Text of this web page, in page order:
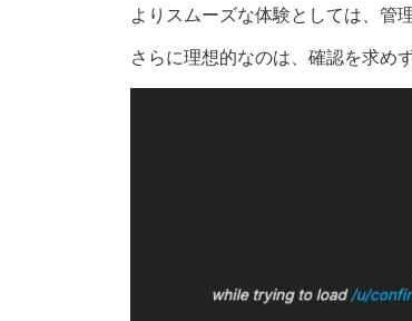
よりスムーズな体験としては、管
さらに理想的なのは、確認を求め